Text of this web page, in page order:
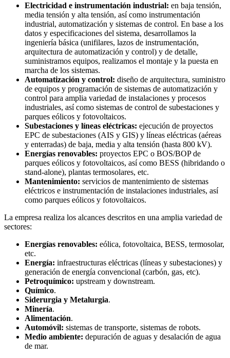
Electricidad e instrumentación industrial: en baja tensión,
media tensión y alta tensión, así como instrumentación
industrial, automatización y sistemas de control. En base a los
datos y especificaciones del sistema, desarrollamos la
ingeniería básica (unifilares, lazos de instrumentación,
arquitectura de automatización y control) y de detalle,
suministramos equipos, realizamos el montaje y la puesta en
marcha de los sistemas.
Automatización y control: diseño de arquitectura, suministro
de equipos y programación de sistemas de automatización y
control para amplia variedad de instalaciones y procesos
industriales, así como sistemas de control de subestaciones y
parques eólicos y fotovoltaicos.
Subestaciones y líneas eléctricas: ejecución de proyectos
EPC de subestaciones (AIS y GIS) y líneas eléctricas (aéreas
y enterradas) de baja, media y alta tensión (hasta 800 kV).
Energías renovables: proyectos EPC o BOS/BOP de
parques eólicos y fotovoltaicos, así como BESS (hibridando o
stand-alone), plantas termosolares, etc.
Mantenimiento: servicios de mantenimiento de sistemas
eléctricos e instrumentación de instalaciones industriales, así
como parques eólicos y fotovoltaicos.
La empresa realiza los alcances descritos en una amplia variedad de
sectores:
Energías renovables: eólica, fotovoltaica, BESS, termosolar,
etc.
Energía: infraestructuras eléctricas (líneas y subestaciones) y
generación de energía convencional (carbón, gas, etc).
Petroquímico: upstream y downstream.
Químico.
Siderurgia y Metalurgia.
Minería.
Alimentación.
Automóvil: sistemas de transporte, sistemas de robots.
Medio ambiente: depuración de aguas y desalación de agua
de mar.